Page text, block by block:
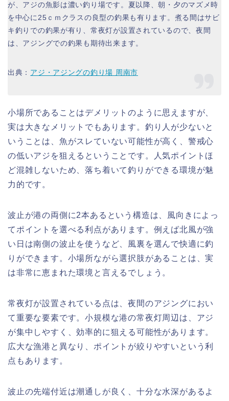
が、アジの魚影は濃い釣り場です。夏以降、朝・夕のマズメ時
を中心に25ｃｍクラスの良型の釣果も有ります。煮る間はサビ
キ釣りでの釣果が有り、常夜灯が設置されているので、夜間
は、アジングでの釣果も期待出来ます。
出典： アジ・アジングの釣り場 周南市
小場所であることはデメリットのように思えますが、
実は大きなメリットでもあります。釣り人が少ないと
いうことは、魚がスレていない可能性が高く、警戒心
の低いアジを狙えるということです。人気ポイントほ
ど混雑しないため、落ち着いて釣りができる環境が魅
力的です。
波止が港の両側に2本あるという構造は、風向きによっ
てポイントを選べる利点があります。例えば北風が強
い日は南側の波止を使うなど、風裏を選んで快適に釣
りができます。小場所ながら選択肢があることは、実
は非常に恵まれた環境と言えるでしょう。
常夜灯が設置されている点は、夜間のアジングにおい
て重要な要素です。小規模な港の常夜灯周辺は、アジ
が集中しやすく、効率的に狙える可能性があります。
広大な漁港と異なり、ポイントが絞りやすいという利
点もあります。
波止の先端付近は潮通しが良く、十分な水深があるよ